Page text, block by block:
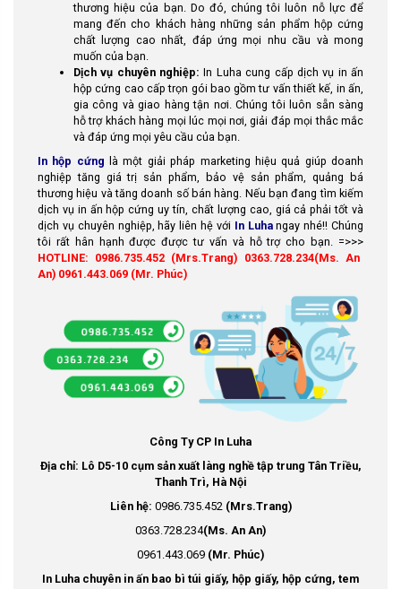
thương hiệu của bạn. Do đó, chúng tôi luôn nỗ lực để
mang đến cho khách hàng những sản phẩm hộp cứng
chất lượng cao nhất, đáp ứng mọi nhu cầu và mong
muốn của bạn.
Dịch vụ chuyên nghiệp:In Luha cung cấp dịch vụ in ấn
hộp cứng cao cấp trọn gói bao gồm tư vấn thiết kế, in ấn,
gia công và giao hàng tận nơi. Chúng tôi luôn sẵn sàng
hỗ trợ khách hàng mọi lúc mọi nơi, giải đáp mọi thắc mắc
và đáp ứng mọi yêu cầu của bạn.
In hộp cứng là một giải pháp marketing hiệu quả giúp doanh
nghiệp tăng giá trị sản phẩm, bảo vệ sản phẩm, quảng bá
thương hiệu và tăng doanh số bán hàng. Nếu bạn đang tìm kiếm
dịch vụ in ấn hộp cứng uy tín, chất lượng cao, giá cả phải tốt và
dịch vụ chuyên nghiệp, hãy liên hệ với In Luhangay nhé!! Chúng
tôi rất hân hạnh được được tư vấn và hỗ trợ cho bạn. =>>>
HOTLINE: 0986.735.452 (Mrs.Trang) 0363.728.234(Ms. An
An) 0961.443.069 (Mr. Phúc)
Công Ty CP In Luha
Địa chỉ: Lô D5-10 cụm sản xuất làng nghề tập trung Tân Triều,
Thanh Trì, Hà Nội
Liên hệ: 0986.735.452 (Mrs.Trang)
0363.728.234(Ms. An An)
0961.443.069 (Mr. Phúc)
In Luha chuyên in ấn bao bì túi giấy, hộp giấy, hộp cứng, tem